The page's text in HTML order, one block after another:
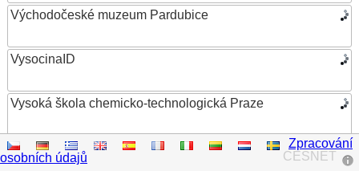
Východočeské muzeum Pardubice
VysocinaID
Vysoká škola chemicko-technologická Praze
Vysoká škola ekonomická v Praze
CESNET
Zpracování
osobních údajů